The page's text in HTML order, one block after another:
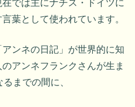
では主にナチス・ドイツに
葉として使われています。
ンネの日記」が世界的に知
アンネフランクさんが生ま
までの間に、